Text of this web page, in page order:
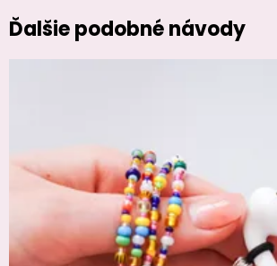
Ďalšie podobné návody